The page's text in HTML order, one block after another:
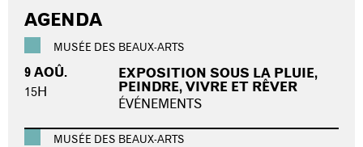
AGENDA
MUSÉE DES BEAUX-ARTS
9 AOÛ.
15H
EXPOSITION SOUS LA PLUIE,
PEINDRE, VIVRE ET RÊVER
ÉVÉNEMENTS
MUSÉE DES BEAUX-ARTS